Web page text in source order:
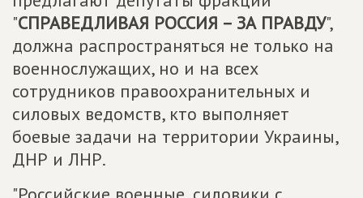
"СПРАВЕДЛИВАЯ РОССИЯ – ЗА ПРАВДУ",
должна распространяться не только на
военнослужащих, но и на всех
сотрудников правоохранительных и
силовых ведомств, кто выполняет
боевые задачи на территории Украины,
ДНР и ЛНР.